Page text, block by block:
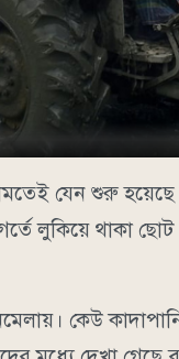
যেন শুরু
গর্তে লুকিয়ে
কেউ